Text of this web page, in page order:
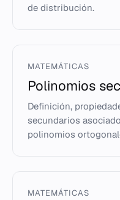
de distribución.
MATEMÁTICAS
Polinomios
Definición,
secundarios
polinomios
MATEMÁTICAS